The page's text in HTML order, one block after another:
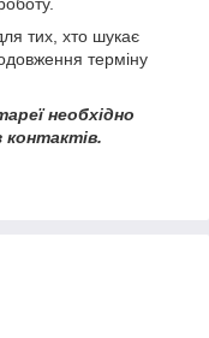
тих, хто шукає
терміну
необхідно
контактів.